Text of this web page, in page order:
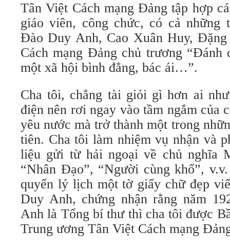
Tân Việt Cách mạng Đảng tập hợp
giáo viên, công chức, có cả những
Đào Duy Anh, Cao Xuân Huy,
Cách mạng Đảng chủ trương “Đánh
một xã hội bình đẳng, bác ái…”.
Cha tôi, chẳng tài giỏi gì hơn ai
điện nên rơi ngay vào tầm ngắm của
yêu nước mà trở thành một trong
tiên. Cha tôi làm nhiệm vụ nhận và
liệu gửi từ hải ngoại về chủ nghĩa
“Nhân Đạo”, “Người cùng khổ”,
quyển lý lịch một tờ giấy chữ đẹp
Duy Anh, chứng nhận rằng năm
Anh là Tổng bí thư thì cha tôi được
Trung ương Tân Việt Cách mạng